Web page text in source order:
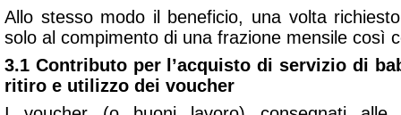
Allo stesso modo il beneficio, una volta
solo al compimento di una frazione mensile così
3.1 Contributo per l’acquisto di servizio di
ritiro e utilizzo dei voucher